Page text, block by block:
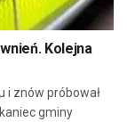
Kolejna
i znów próbował
gminy